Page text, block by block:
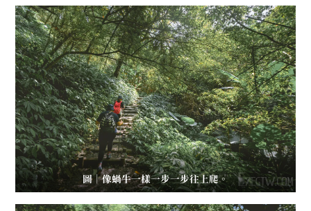
圖｜像蝸牛一樣一步一步往上爬。